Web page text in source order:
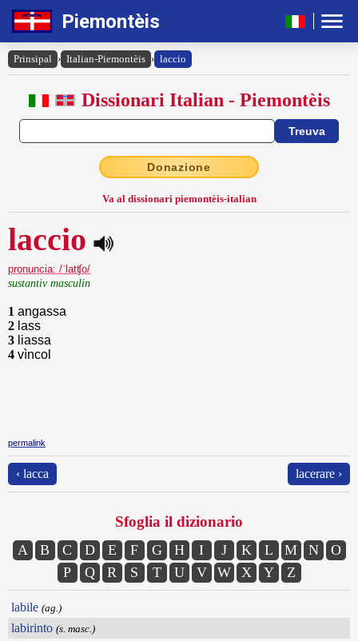
Piemontèis
Prinsipal › Italian-Piemontèis › laccio
Dissionari Italian - Piemontèis
Donazione
Va al dissionari piemontèis-italian
laccio
pronuncia: /ˈlatʧo/
sustantiv masculin
1 angassa
2 lass
3 liassa
4 vìncol
permalink
‹ lacca lacerare ›
Sfoglia il dizionario
A B C D E F G H I J K L M N
O
P
Q R S T U V W X Y Z
labile (ag.)
labirinto (s. masc.)